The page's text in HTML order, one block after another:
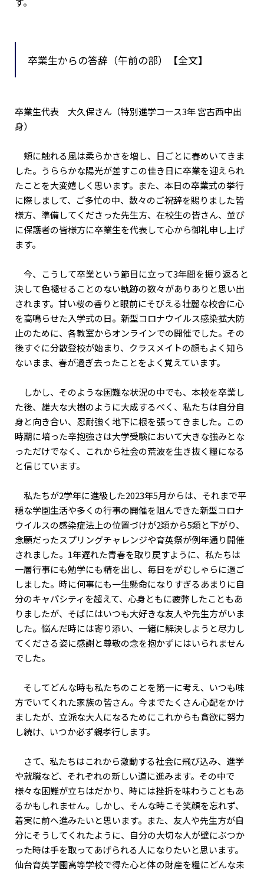
卒業生からの答辞（午前の部）【全文】
卒業生代表 大久保さん（特別進学コース3年 宮古西中出
身）
頬に触れる風は柔らかさを増し、日ごとに春めいてきま
した。うららかな陽光が差すこの佳き日に卒業を迎えられ
たことを大変嬉しく思います。また、本日の卒業式の挙行
に際しまして、ご多忙の中、数々のご祝辞を賜りました皆
様方、準備してくださった先生方、在校生の皆さん、並び
に保護者の皆様方に卒業生を代表して心から御礼申し上げ
ます。
今、こうして卒業という節目に立って3年間を振り返ると
決して色褪せることのない軌跡の数々がありありと思い出
されます。甘い桜の香りと眼前にそびえる壮麗な校舎に心
を高鳴らせた入学式の日。新型コロナウイルス感染拡大防
止のために、各教室からオンラインでの開催でした。その
後すぐに分散登校が始まり、クラスメイトの顔もよく知ら
ないまま、春が過ぎ去ったことをよく覚えています。
しかし、そのような困難な状況の中でも、本校を卒業し
た後、雄大な大樹のように大成するべく、私たちは自分自
身と向き合い、忍耐強く地下に根を張ってきました。この
時期に培った辛抱強さは大学受験において大きな強みとな
っただけでなく、これから社会の荒波を生き抜く糧になる
と信じています。
私たちが2学年に進級した2023年5月からは、それまで平
穏な学園生活や多くの行事の開催を阻んできた新型コロナ
ウイルスの感染症法上の位置づけが2類から5類と下がり、
念願だったスプリングチャレンジや育英祭が例年通り開催
されました。1年遅れた青春を取り戻すように、私たちは
一層行事にも勉学にも精を出し、毎日をがむしゃらに過ご
しました。時に何事にも一生懸命になりすぎるあまりに自
分のキャパシティを超えて、心身ともに疲弊したこともあ
りましたが、そばにはいつも大好きな友人や先生方がいま
した。悩んだ時には寄り添い、一緒に解決しようと尽力し
てくださる姿に感謝と尊敬の念を抱かずにはいられません
でした。
そしてどんな時も私たちのことを第一に考え、いつも味
方でいてくれた家族の皆さん。今までたくさん心配をかけ
ましたが、立派な大人になるためにこれからも貪欲に努力
し続け、いつか必ず親孝行します。
さて、私たちはこれから激動する社会に飛び込み、進学
や就職など、それぞれの新しい道に進みます。その中で
様々な困難が立ちはだかり、時には挫折を味わうこともあ
るかもしれません。しかし、そんな時こそ笑顔を忘れず、
着実に前へ進みたいと思います。また、友人や先生方が自
分にそうしてくれたように、自分の大切な人が壁にぶつか
った時は手を取ってあげられる人になりたいと思います。
仙台育英学園高等学校で得た心と体の財産を糧にどんな未